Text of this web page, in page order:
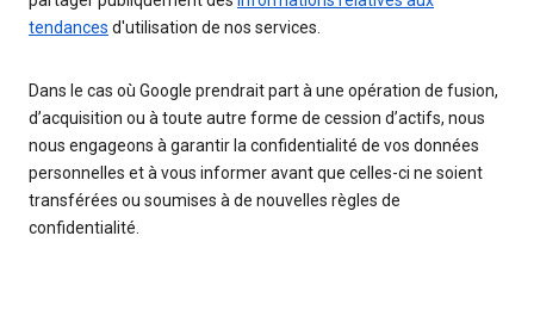
tendances d'utilisation de nos services.
Dans le cas où Google prendrait part à une opération de fusion,
d’acquisition ou à toute autre forme de cession d’actifs, nous
nous engageons à garantir la confidentialité de vos données
personnelles et à vous informer avant que celles-ci ne soient
transférées ou soumises à de nouvelles règles de
confidentialité.